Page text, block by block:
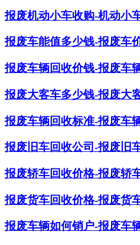
报废机动小车收购-机动小
报废车能值多少钱-报废车
报废车辆回收价钱-报废车
报废大客车多少钱-报废大
报废车辆回收标准-报废车
报废旧车回收公司-报废旧
报废轿车回收价格-报废轿
报废货车回收价格-报废货
报废车辆如何销户-报废车